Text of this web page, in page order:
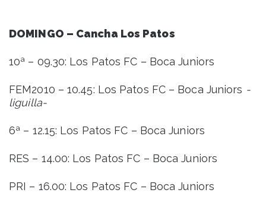
DOMINGO – Cancha Los Patos
10ª – 09.30: Los Patos FC – Boca Juniors
FEM2010 – 10.45: Los Patos FC – Boca Juniors -
liguilla-
6ª – 12.15: Los Patos FC – Boca Juniors
RES – 14.00: Los Patos FC – Boca Juniors
PRI – 16.00: Los Patos FC – Boca Juniors